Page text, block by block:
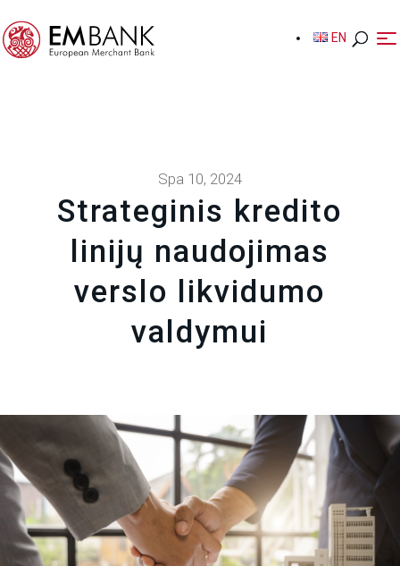
EN
EN
Spa 10, 2024
Strateginis kredito
linijų naudojimas
verslo likvidumo
valdymui